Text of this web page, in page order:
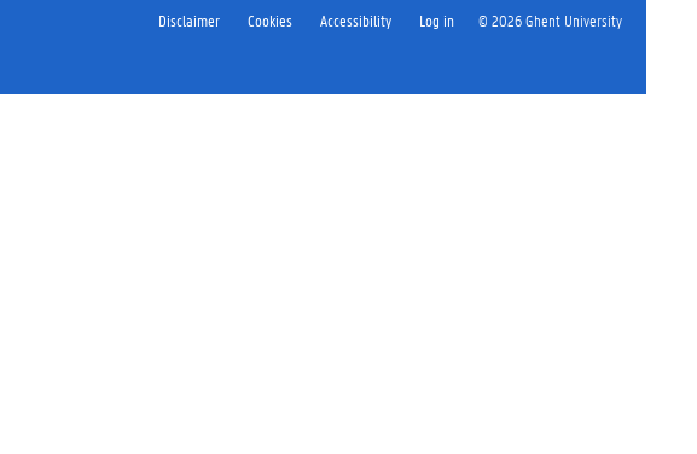
Disclaimer Cookies Accessibility Log in © 2026 Ghent University